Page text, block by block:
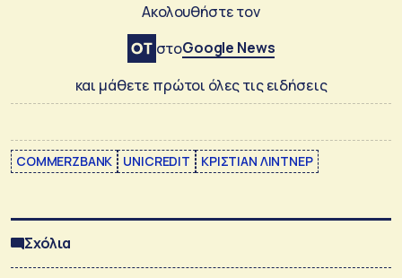
Ακολουθήστε τον
στοGoogle News
και μάθετε πρώτοι όλες τις ειδήσεις
COMMERZBANK UNICREDIT ΚΡΙΣΤΙΑΝ ΛΙΝΤΝΕΡ
Σχόλια